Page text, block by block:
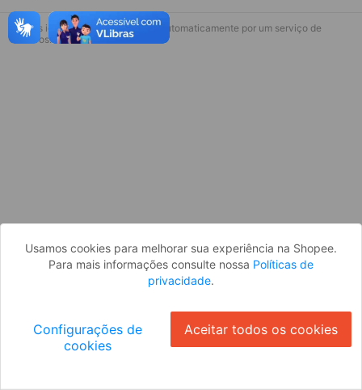
Página indisponível
Desculpe, algo deu errado. Faça login
* Esses idiomas serão traduzidos automaticamente por um serviço de
terceiros.
Usamos cookies para melhorar sua experiência na Shopee.
Para mais informações consulte nossa Políticas de
privacidade.
Configurações de
cookies
Aceitar todos os cookies